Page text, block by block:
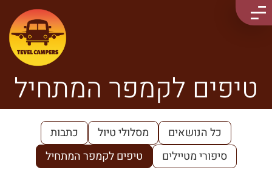
טיפים לקמפר המתחיל
כל הנושאים מסלולי טיול
כתבות
סיפורי מטיילים
טיפים לקמפר המתחיל